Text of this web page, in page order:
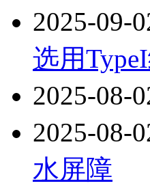
2025-09-
选用
2025-08-
2025-08-
水屏障